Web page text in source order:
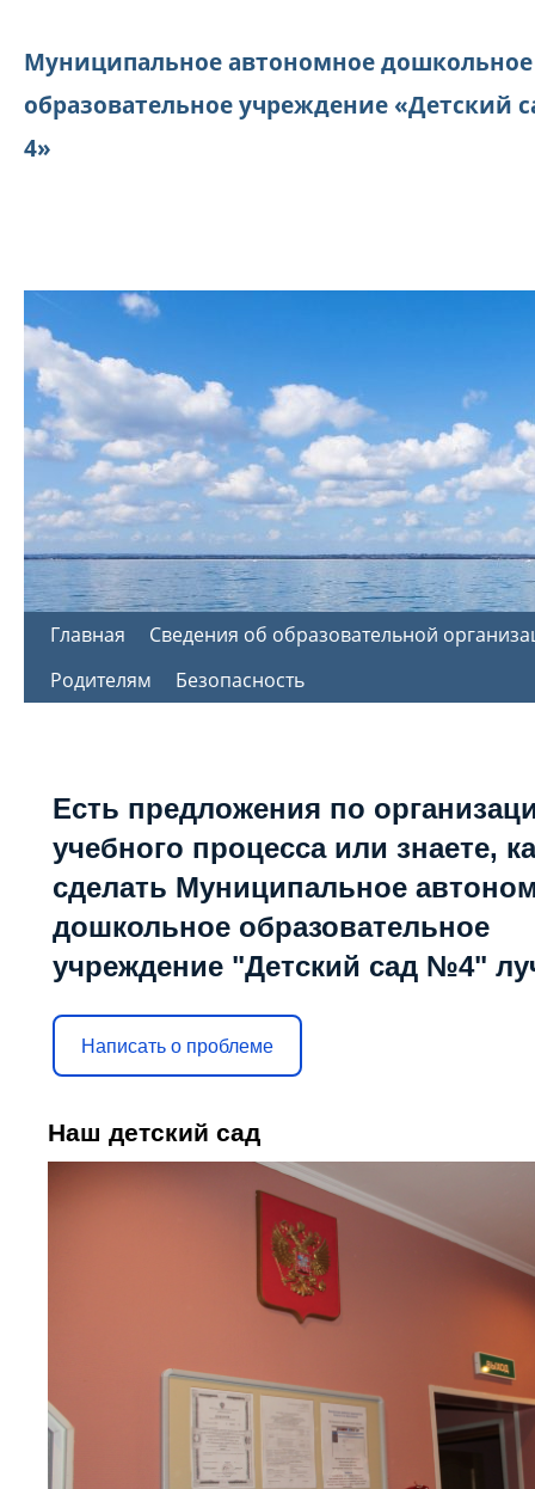
Муниципальное автономное дошкольное
образовательное учреждение «Детский
4»
Перейти
Главная
Сведения об образовательной
Родителям
Безопасность
Есть предложения по
учебного процесса или знаете,
сделать Муниципальное
дошкольное образовательное
учреждение "Детский сад №4"
Написать о проблеме
Наш детский сад